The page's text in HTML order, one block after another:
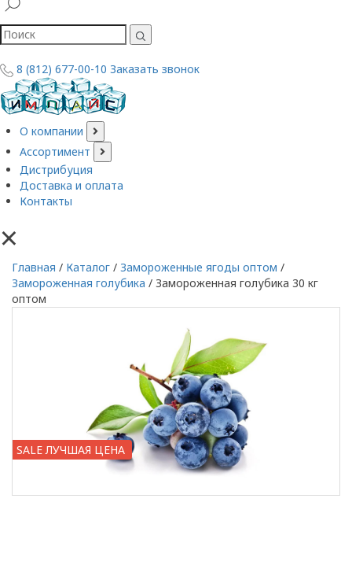
8 (812) 677-00-10 Заказать звонок
О компании
Ассортимент
Дистрибуция
Доставка и оплата
Контакты
×
Главная / Каталог / Замороженные ягоды оптом /
Замороженная голубика / Замороженная голубика 30 кг
оптом
SALE ЛУЧШАЯ ЦЕНА